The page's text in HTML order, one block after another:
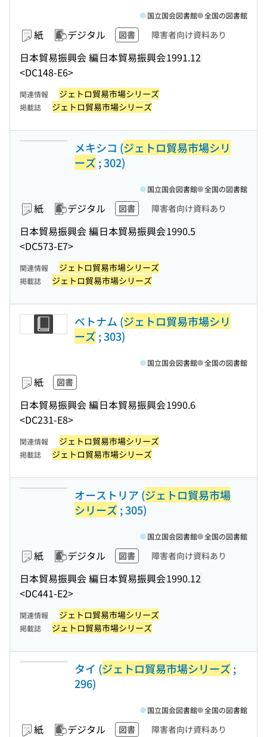
紙 デジタル 図書 障害者向け資料あり
日本貿易振興会 編日本貿易振興会1991.12
<DC148-E6>
国立国会図書館 全国の図書館
関連情報 ジェトロ貿易市場シリーズ
掲載誌 ジェトロ貿易市場シリーズ
メキシコ (ジェトロ貿易市場シリ
ーズ ; 302)
紙 デジタル 図書 障害者向け資料あり
日本貿易振興会 編日本貿易振興会1990.5
<DC573-E7>
国立国会図書館 全国の図書館
関連情報 ジェトロ貿易市場シリーズ
掲載誌 ジェトロ貿易市場シリーズ
ベトナム (ジェトロ貿易市場シリ
ーズ ; 303)
紙 図書
日本貿易振興会 編日本貿易振興会1990.6
<DC231-E8>
国立国会図書館 全国の図書館
関連情報 ジェトロ貿易市場シリーズ
掲載誌 ジェトロ貿易市場シリーズ
オーストリア (ジェトロ貿易市場
シリーズ ; 305)
紙 デジタル 図書 障害者向け資料あり
日本貿易振興会 編日本貿易振興会1990.12
<DC441-E2>
国立国会図書館 全国の図書館
関連情報 ジェトロ貿易市場シリーズ
掲載誌 ジェトロ貿易市場シリーズ
タイ (ジェトロ貿易市場シリーズ ;
296)
紙 デジタル 図書 障害者向け資料あり
国立国会図書館 全国の図書館